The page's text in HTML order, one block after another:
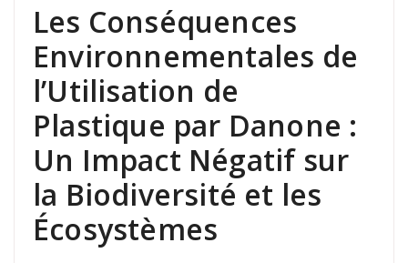
Les Conséquences
Environnementales de
l’Utilisation de
Plastique par Danone :
Un Impact Négatif sur
la Biodiversité et les
Écosystèmes